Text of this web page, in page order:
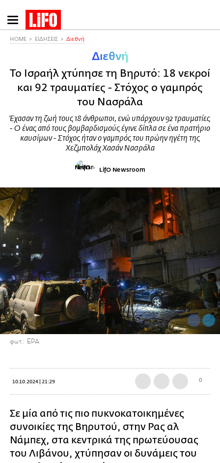
Παράκαμψη
προς
HOME ΕΙΔΗΣΕΙΣ Διεθνή
Διεθνή
Το Ισραήλ χτύπησε τη Βηρυτό: 18 νεκροί
και 92 τραυματίες - Στόχος ο γαμπρός
του Νασράλα
Έχασαν τη ζωή τους 18 άνθρωποι, ενώ υπάρχουν 92 τραυματίες
- Ο ένας από τους βομβαρδισμούς έγινε δίπλα σε ένα πρατήριο
καυσίμων - Στόχος ήταν ο γαμπρός του πρώην ηγέτη της
Χεζμπολάχ Χασάν Νασράλα
LifO Newsroom
φωτ.: ΕΡΑ
10.10.2024 | 21:29 0
Σε μία από τις πιο πυκνοκατοικημένες
συνοικίες της Βηρυτού, στην Ρας αλ
Νάμπεχ, στα κεντρικά της πρωτεύουσας
του Λιβάνου, χτύπησαν οι δυνάμεις του